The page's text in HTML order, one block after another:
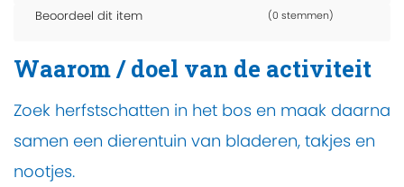
Beoordeel dit item (0 stemmen)
Waarom / doel van de activiteit
Zoek herfstschatten in het bos en maak daarna
samen een dierentuin van bladeren, takjes en
nootjes.